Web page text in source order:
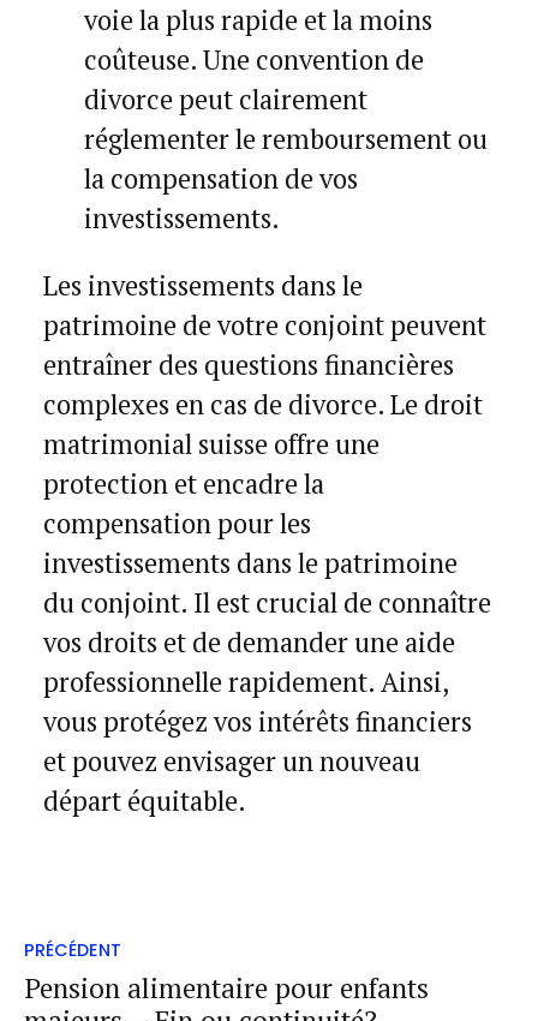
voie la plus rapide et la moins
coûteuse. Une convention de
divorce peut clairement
réglementer le remboursement ou
la compensation de vos
investissements.
Les investissements dans le
patrimoine de votre conjoint peuvent
entraîner des questions financières
complexes en cas de divorce. Le droit
matrimonial suisse offre une
protection et encadre la
compensation pour les
investissements dans le patrimoine
du conjoint. Il est crucial de connaître
vos droits et de demander une aide
professionnelle rapidement. Ainsi,
vous protégez vos intérêts financiers
et pouvez envisager un nouveau
départ équitable.
PRÉCÉDENT
Pension alimentaire pour enfants